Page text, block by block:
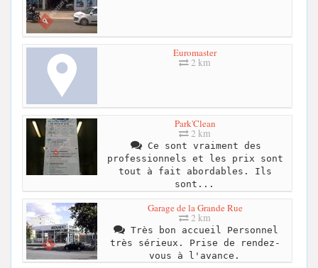
Euromaster
2 km
Park'Clean
2 km
Ce sont vraiment des
professionnels et les prix sont
tout à fait abordables. Ils
sont...
Garage de la Grande Rue
2 km
Très bon accueil Personnel
très sérieux. Prise de rendez-
vous à l'avance.